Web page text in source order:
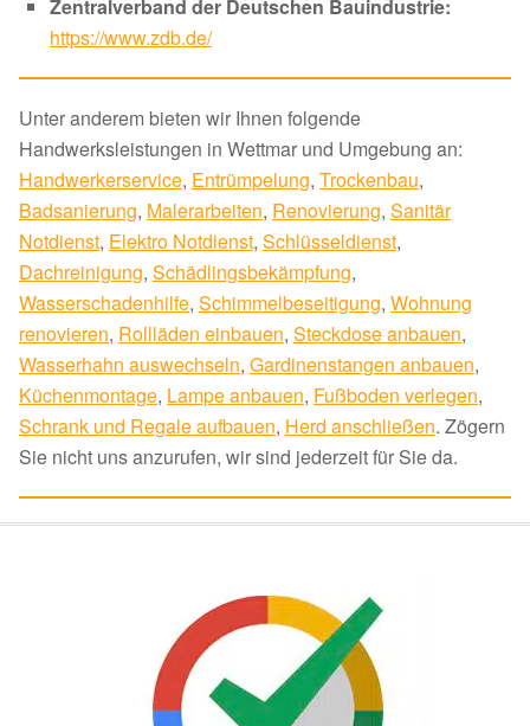
Zentralverband der Deutschen Bauindustrie:
https://www.zdb.de/
Unter anderem bieten wir Ihnen folgende
Handwerksleistungen in Wettmar und Umgebung an:
Handwerkerservice, Entrümpelung, Trockenbau,
Badsanierung, Malerarbeiten, Renovierung, Sanitär
Notdienst, Elektro Notdienst, Schlüsseldienst,
Dachreinigung, Schädlingsbekämpfung,
Wasserschadenhilfe, Schimmelbeseitigung, Wohnung
renovieren, Rollläden einbauen, Steckdose anbauen,
Wasserhahn auswechseln, Gardinenstangen anbauen,
Küchenmontage, Lampe anbauen, Fußboden verlegen,
Schrank und Regale aufbauen, Herd anschließen. Zögern
Sie nicht uns anzurufen, wir sind jederzeit für Sie da.